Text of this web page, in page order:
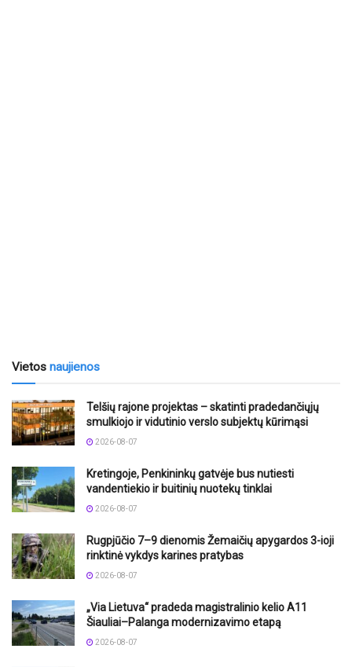
Vietos naujienos
Telšių rajone projektas – skatinti pradedančiųjų
smulkiojo ir vidutinio verslo subjektų kūrimąsi
2026-08-07
Kretingoje, Penkininkų gatvėje bus nutiesti
vandentiekio ir buitinių nuotekų tinklai
2026-08-07
Rugpjūčio 7–9 dienomis Žemaičių apygardos 3-ioji
rinktinė vykdys karines pratybas
2026-08-07
„Via Lietuva“ pradeda magistralinio kelio A11
Šiauliai–Palanga modernizavimo etapą
2026-08-07